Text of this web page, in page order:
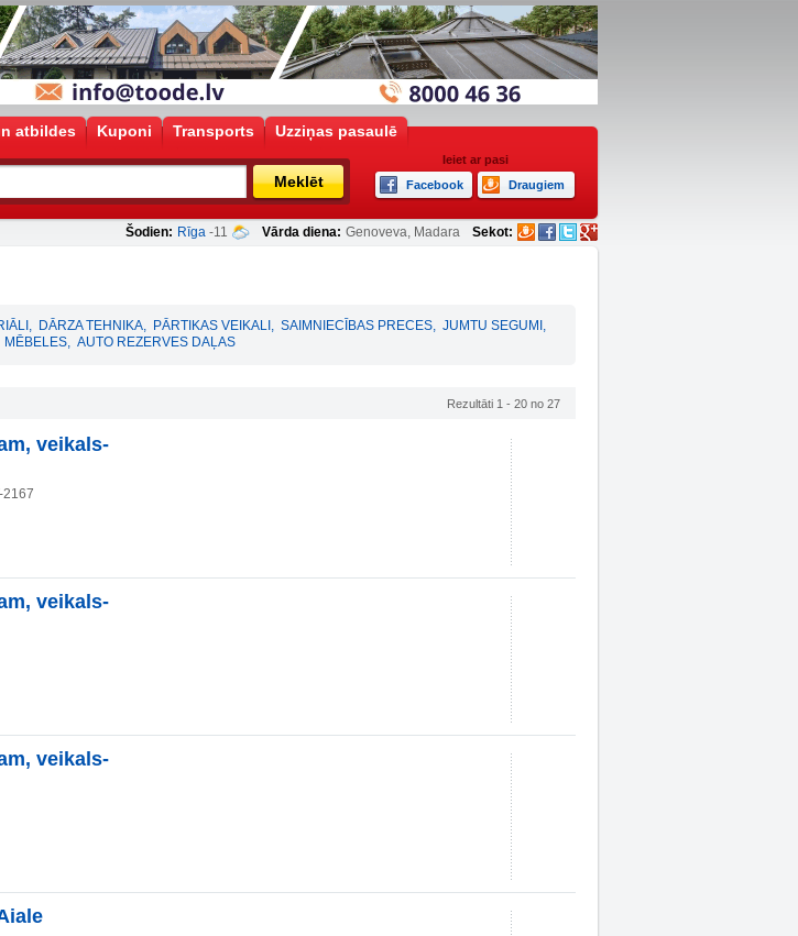
atbildes Kuponi Transports Uzziņas pasaulē
Meklēt
Ieiet ar pasi
Facebook
Draugiem
Šodien: Rīga -11 Vārda diena: Genoveva, Madara Sekot:
, DĀRZA TEHNIKA, PĀRTIKAS VEIKALI , SAIMNIECĪBAS PRECES, JUMTU SEGUMI ,
MĒBELES, AUTO REZERVES DAĻAS
Rezultāti 1 - 20 no 27
veikals-
2167
veikals-
veikals-